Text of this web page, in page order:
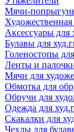
Мячи-
Аксессуары для
Булавы для
Голеностопы
Ленты и
Мячи для
Обмотка для
Обручи для
Одежда для
Скакалки для
Чехлы для